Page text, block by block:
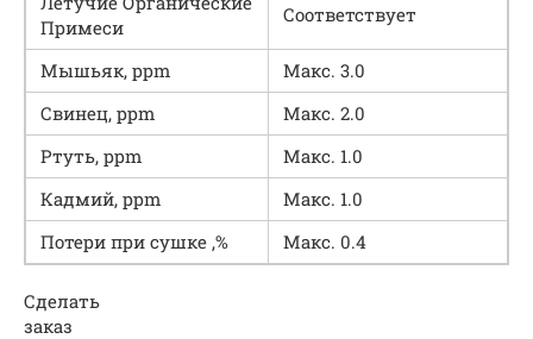
Примеси
Соответствует
Мышьяк, ppm
Макс. 3.0
Свинец, ppm
Макс. 2.0
Ртуть, ppm
Макс. 1.0
Кадмий, ppm
Макс. 1.0
Потери при сушке ,%
Макс. 0.4
Сделать
заказ